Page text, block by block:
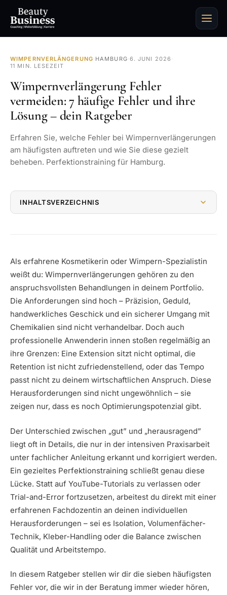
WIMPERNVERLÄNGERUNG· HAMBURG·6. JUNI 2026 ·
11 MIN. LESEZEIT
Wimpernverlängerung Fehler
vermeiden: 7 häufige Fehler und ihre
Lösung – dein Ratgeber
Erfahren Sie, welche Fehler bei Wimpernverlängerungen
am häufigsten auftreten und wie Sie diese gezielt
beheben. Perfektionstraining für Hamburg.
INHALTSVERZEICHNIS
Als erfahrene Kosmetikerin oder Wimpern-Spezialistin
weißt du: Wimpernverlängerungen gehören zu den
anspruchsvollsten Behandlungen in deinem Portfolio.
Die Anforderungen sind hoch – Präzision, Geduld,
handwerkliches Geschick und ein sicherer Umgang mit
Chemikalien sind nicht verhandelbar. Doch auch
professionelle Anwenderin innen stoßen regelmäßig an
ihre Grenzen: Eine Extension sitzt nicht optimal, die
Retention ist nicht zufriedenstellend, oder das Tempo
passt nicht zu deinem wirtschaftlichen Anspruch. Diese
Herausforderungen sind nicht ungewöhnlich – sie
zeigen nur, dass es noch Optimierungspotenzial gibt.
Der Unterschied zwischen „gut” und „herausragend”
liegt oft in Details, die nur in der intensiven Praxisarbeit
unter fachlicher Anleitung erkannt und korrigiert werden.
Ein gezieltes Perfektionstraining schließt genau diese
Lücke. Statt auf YouTube-Tutorials zu verlassen oder
Trial-and-Error fortzusetzen, arbeitest du direkt mit einer
erfahrenen Fachdozentin an deinen individuellen
Herausforderungen – sei es Isolation, Volumenfächer-
Technik, Kleber-Handling oder die Balance zwischen
Qualität und Arbeitstempo.
In diesem Ratgeber stellen wir dir die sieben häufigsten
Fehler vor, die wir in der Beratung immer wieder hören,